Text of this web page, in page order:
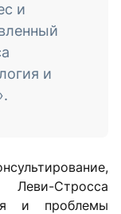
и
и
Стросса
и проблемы